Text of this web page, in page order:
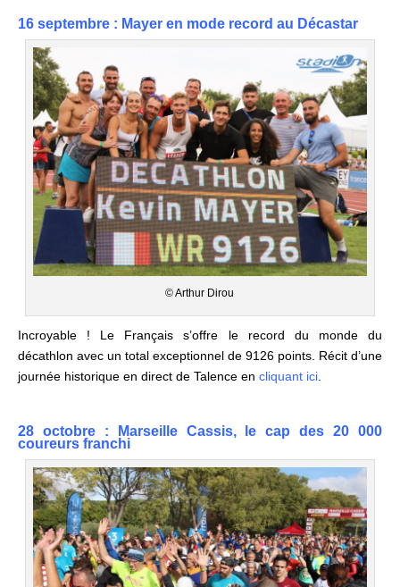
16 septembre : Mayer en mode record au Décastar
© Arthur Dirou
Incroyable ! Le Français s’offre le record du monde du
décathlon avec un total exceptionnel de 9126 points. Récit d’une
journée historique en direct de Talence en cliquant ici.
28 octobre : Marseille Cassis, le cap des 20 000
coureurs franchi